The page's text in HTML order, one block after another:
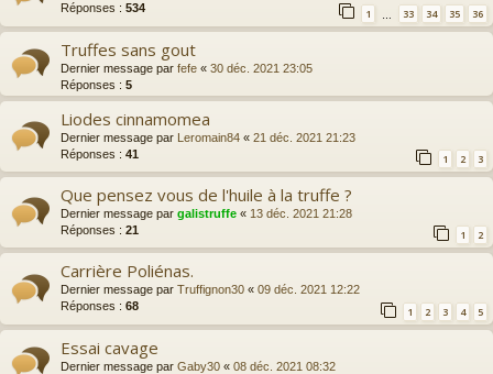
Réponses : 534 1 33 34 35 36
Truffes sans gout
Dernier message par fefe « 30 déc. 2021 23:05
Réponses : 5
Liodes cinnamomea
Dernier message par Leromain84 « 21 déc. 2021 21:23
Réponses : 41 1 2 3
Que pensez vous de l'huile à la truffe ?
Dernier message par galistruffe « 13 déc. 2021 21:28
Réponses : 21 1 2
Carrière Poliénas.
Dernier message par Truffignon30 « 09 déc. 2021 12:22
Réponses : 68 1 2 3 4 5
Essai cavage
Dernier message par Gaby30 « 08 déc. 2021 08:32